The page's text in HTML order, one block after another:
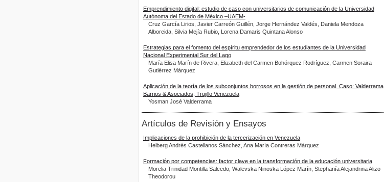
Emprendimiento digital: estudio de caso con universitarios de comunicación de la Universidad
Autónoma del Estado de México –UAEM-
Cruz García Lirios, Javier Carreón Guillén, Jorge Hernández Valdés, Daniela Mendoza
Alboreida, Silvia Mejía Rubio, Lorena Damaris Quintana Alonso
Estrategias para el fomento del espíritu emprendedor de los estudiantes de la Universidad
Nacional Experimental Sur del Lago
María Elisa Marín de Rivera, Elizabeth del Carmen Bohórquez Rodríguez, Carmen Soraira
Gutiérrez Márquez
Aplicación de la teoría de los subconjuntos borrosos en la gestión de personal. Caso: Valderrama
Barrios & Asociados, Trujillo Venezuela
Yosman José Valderrama
Artículos de Revisión y Ensayos
Implicaciones de la prohibición de la tercerización en Venezuela
Heiberg Andrés Castellanos Sánchez, Ana María Contreras Márquez
Formación por competencias: factor clave en la transformación de la educación universitaria
Morelia Trinidad Montilla Salcedo, Walevska Ninoska López Marín, Stephanía Alejandrina Alizo
Theodorou